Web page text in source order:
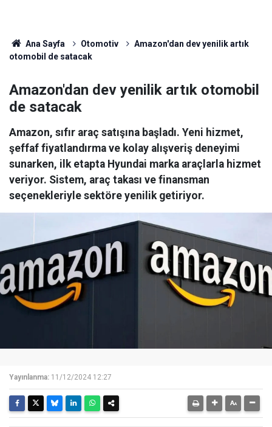
Ana Sayfa Otomotiv
Amazon'dan dev yenilik artık
otomobil de satacak
Amazon'dan dev yenilik artık otomobil
de satacak
Amazon, sıfır araç satışına başladı. Yeni hizmet,
şeffaf fiyatlandırma ve kolay alışveriş deneyimi
sunarken, ilk etapta Hyundai marka araçlarla hizmet
veriyor. Sistem, araç takası ve finansman
seçenekleriyle sektöre yenilik getiriyor.
Yayınlanma: 11/12/2024 12:27